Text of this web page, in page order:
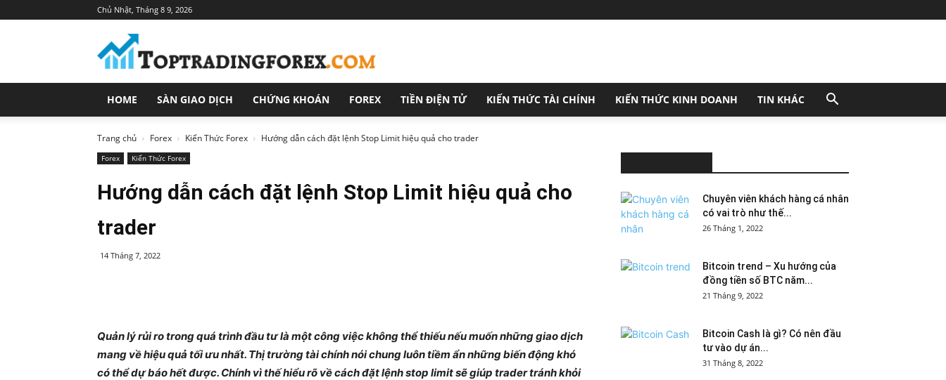
Chủ Nhật, Tháng 8 9, 2026
Trang
Tin
Tức
Đầu
Tư
Chính
HOME SÀN GIAO DỊCH CHỨNG KHOÁN FOREX TIỀN ĐIỆN TỬ KIẾN THỨC TÀI CHÍNH KIẾN THỨC KINH DOANH TIN KHÁC
Trang chủ Forex Kiến Thức Forex Hướng dẫn cách đặt lệnh Stop Limit hiệu quả cho trader
Forex Kiến Thức Forex
Hướng dẫn cách đặt lệnh Stop Limit hiệu quả cho
trader
14 Tháng 7, 2022
Quản lý rủi ro trong quá trình đầu tư là một công việc không thể thiếu nếu muốn những giao dịch
mang về hiệu quả tối ưu nhất. Thị trường tài chính nói chung luôn tiềm ẩn những biến động khó
có thể dự báo hết được. Chính vì thế hiểu rõ về cách đặt lệnh stop limit sẽ giúp trader tránh khỏi
Chuyên viên khách hàng cá nhân
có vai trò như thế...
26 Tháng 1, 2022
Bitcoin trend – Xu hướng của
đồng tiền số BTC năm...
21 Tháng 9, 2022
Bitcoin Cash là gì? Có nên đầu
tư vào dự án...
31 Tháng 8, 2022